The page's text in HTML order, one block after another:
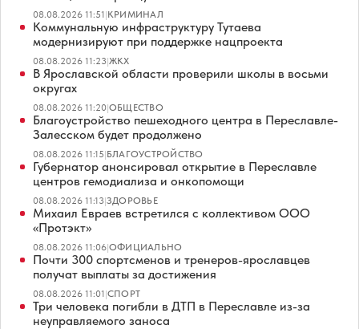
08.08.2026 11:51|КРИМИНАЛ
Коммунальную инфраструктуру Тутаева
модернизируют при поддержке нацпроекта
08.08.2026 11:23|ЖКХ
В Ярославской области проверили школы в восьми
округах
08.08.2026 11:20|ОБЩЕСТВО
Благоустройство пешеходного центра в Переславле-
Залесском будет продолжено
08.08.2026 11:15|БЛАГОУСТРОЙСТВО
Губернатор анонсировал открытие в Переславле
центров гемодиализа и онкопомощи
08.08.2026 11:13|ЗДОРОВЬЕ
Михаил Евраев встретился с коллективом ООО
«Протэкт»
08.08.2026 11:06|ОФИЦИАЛЬНО
Почти 300 спортсменов и тренеров-ярославцев
получат выплаты за достижения
08.08.2026 11:01|СПОРТ
Три человека погибли в ДТП в Переславле из-за
неуправляемого заноса